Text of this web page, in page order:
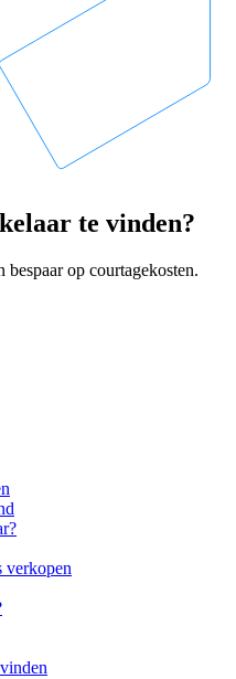
te vinden?
op courtagekosten.
verkopen